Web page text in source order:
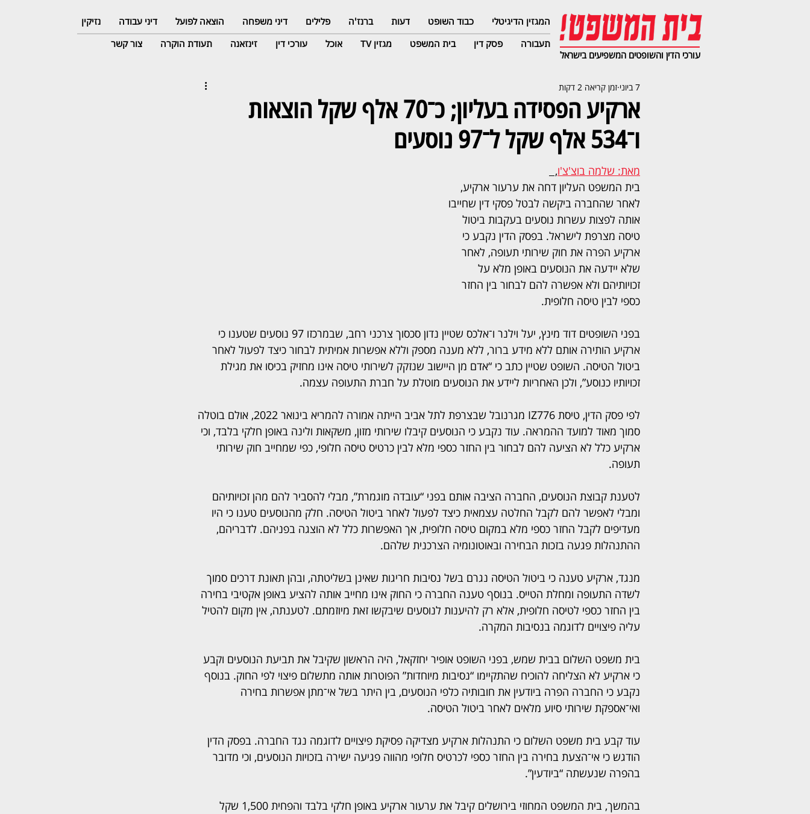
המגזין הדיגיטלי כבוד השופט דעות ברנז'ה פלילים דיני משפחה הוצאה לפועל דיני עבודה
נזיקין
תעבורה
פסק דין בית המשפט מגזין TV אוכל עורכי דין זינזאנה תעודת הוקרה צור קשר
עורכי הדין והשופטים המשפיעים בישראל
ארקיע הפסידה בעליון; כ־70 אלף שקל הוצאות
ו־534 אלף שקל ל־97 נוסעים
7 ביוני זמן קריאה 2 דקות
מאת: שלמה בוצ'צ'ו,
בית המשפט העליון דחה את ערעור ארקיע,
לאחר שהחברה ביקשה לבטל פסקי דין שחייבו
אותה לפצות עשרות נוסעים בעקבות ביטול
טיסה מצרפת לישראל. בפסק הדין נקבע כי
ארקיע הפרה את חוק שירותי תעופה, לאחר
שלא יידעה את הנוסעים באופן מלא על
זכויותיהם ולא אפשרה להם לבחור בין החזר
כספי לבין טיסה חלופית.
בפני השופטים דוד מינץ, יעל וילנר ו־אלכס שטיין נדון סכסוך צרכני רחב, שבמרכזו 97 נוסעים שטענו כי
ארקיע הותירה אותם ללא מידע ברור, ללא מענה מספק וללא אפשרות אמיתית לבחור כיצד לפעול לאחר
ביטול הטיסה. השופט שטיין כתב כי “אדם מן היישוב שנזקק לשירותי טיסה אינו מחזיק בכיסו את מגילת
זכויותיו כנוסע”, ולכן האחריות ליידע את הנוסעים מוטלת על חברת התעופה עצמה.
לפי פסק הדין, טיסת IZ776 מגרנובל שבצרפת לתל אביב הייתה אמורה להמריא בינואר 2022, אולם בוטלה
סמוך מאוד למועד ההמראה. עוד נקבע כי הנוסעים קיבלו שירותי מזון, משקאות ולינה באופן חלקי בלבד, וכי
ארקיע כלל לא הציעה להם לבחור בין החזר כספי מלא לבין כרטיס טיסה חלופי, כפי שמחייב חוק שירותי
תעופה.
לטענת קבוצת הנוסעים, החברה הציבה אותם בפני “עובדה מוגמרת”, מבלי להסביר להם מהן זכויותיהם
ומבלי לאפשר להם לקבל החלטה עצמאית כיצד לפעול לאחר ביטול הטיסה. חלק מהנוסעים טענו כי היו
מעדיפים לקבל החזר כספי מלא במקום טיסה חלופית, אך האפשרות כלל לא הוצגה בפניהם. לדבריהם,
ההתנהלות פגעה בזכות הבחירה ובאוטונומיה הצרכנית שלהם.
מנגד, ארקיע טענה כי ביטול הטיסה נגרם בשל נסיבות חריגות שאינן בשליטתה, ובהן תאונת דרכים סמוך
לשדה התעופה ומחלת הטייס. בנוסף טענה החברה כי החוק אינו מחייב אותה להציע באופן אקטיבי בחירה
בין החזר כספי לטיסה חלופית, אלא רק להיענות לנוסעים שיבקשו זאת מיוזמתם. לטענתה, אין מקום להטיל
עליה פיצויים לדוגמה בנסיבות המקרה.
בית משפט השלום בבית שמש, בפני השופט אופיר יחזקאל, היה הראשון שקיבל את תביעת הנוסעים וקבע
כי ארקיע לא הצליחה להוכיח שהתקיימו “נסיבות מיוחדות” הפוטרות אותה מתשלום פיצוי לפי החוק. בנוסף
נקבע כי החברה הפרה ביודעין את חובותיה כלפי הנוסעים, בין היתר בשל אי־מתן אפשרות בחירה
ואי־אספקת שירותי סיוע מלאים לאחר ביטול הטיסה.
עוד קבע בית משפט השלום כי התנהלות ארקיע מצדיקה פסיקת פיצויים לדוגמה נגד החברה. בפסק הדין
הודגש כי אי־הצעת בחירה בין החזר כספי לכרטיס חלופי מהווה פגיעה ישירה בזכויות הנוסעים, וכי מדובר
בהפרה שנעשתה “ביודעין”.
בהמשך, בית המשפט המחוזי בירושלים קיבל את ערעור ארקיע באופן חלקי בלבד והפחית 1,500 שקל